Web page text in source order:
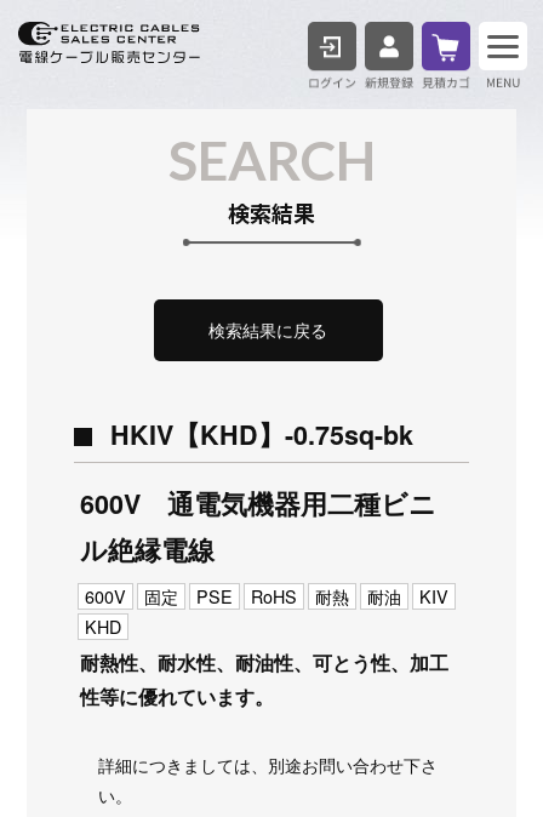
ログイン 見積
SEARCH
検索結果
検索結果に戻る
HKIV【KHD】-0.75sq-bk
600V 通電気機器用二種ビニ
ル絶縁電線
600V 固定 PSE RoHS 耐熱 耐油
KIV
KHD
耐熱性、耐水性、耐油性、可とう性、加工
性等に優れています。
詳細につきましては、別途お問い合わせ下さ
い。